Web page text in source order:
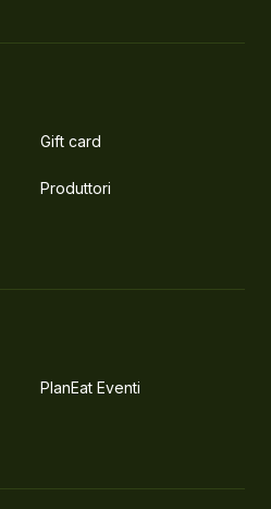
Gift card
Produttori
PlanEat Eventi